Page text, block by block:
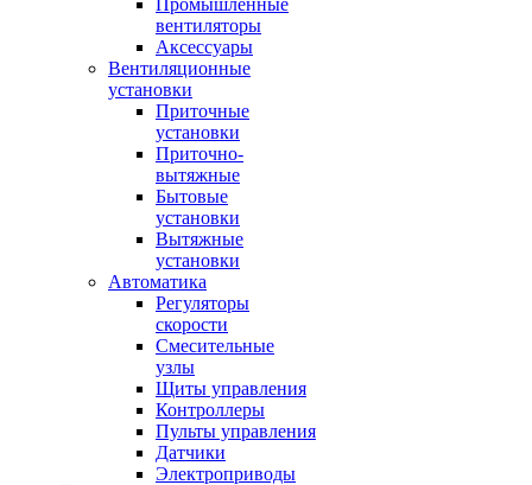
Промышленные
вентиляторы
Аксессуары
Вентиляционные
установки
Приточные
установки
Приточно-
вытяжные
Бытовые
установки
Вытяжные
установки
Автоматика
Регуляторы
скорости
Смесительные
узлы
Щиты управления
Контроллеры
Пульты управления
Датчики
Электроприводы